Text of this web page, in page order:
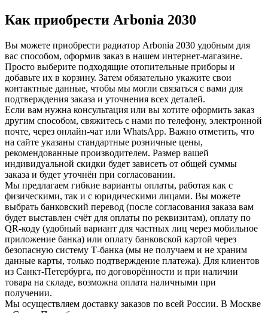
Как приобрести Arbonia 2030
Вы можете приобрести радиатор Arbonia 2030 удобным для
вас способом, оформив заказ в нашем интернет-магазине.
Просто выберите подходящие отопительные приборы и
добавьте их в корзину. Затем обязательно укажите свои
контактные данные, чтобы мы могли связаться с вами для
подтверждения заказа и уточнения всех деталей.
Если вам нужна консультация или вы хотите оформить заказ
другим способом, свяжитесь с нами по телефону, электронной
почте, через онлайн-чат или WhatsApp. Важно отметить, что
на сайте указаны стандартные розничные цены,
рекомендованные производителем. Размер вашей
индивидуальной скидки будет зависеть от общей суммы
заказа и будет уточнён при согласовании.
Мы предлагаем гибкие варианты оплаты, работая как с
физическими, так и с юридическими лицами. Вы можете
выбрать банковский перевод (после согласования заказа вам
будет выставлен счёт для оплаты по реквизитам), оплату по
QR-коду (удобный вариант для частных лиц через мобильное
приложение банка) или оплату банковской картой через
безопасную систему Т-банка (мы не получаем и не храним
данные карты, только подтверждение платежа). Для клиентов
из Санкт-Петербурга, по договорённости и при наличии
товара на складе, возможна оплата наличными при
получении.
Мы осуществляем доставку заказов по всей России. В Москве